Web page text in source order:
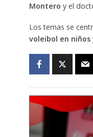
Montero y el
Los temas se
voleibol en niños